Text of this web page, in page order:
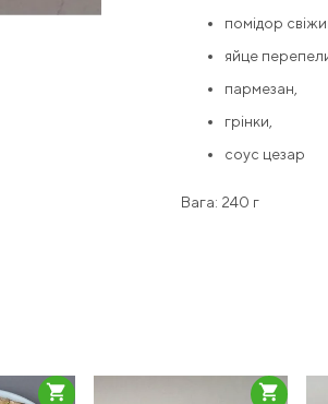
помідор
яйце
пармезан,
грінки,
соус цезар
Вага: 240 г
shopping_cart shopping_cart